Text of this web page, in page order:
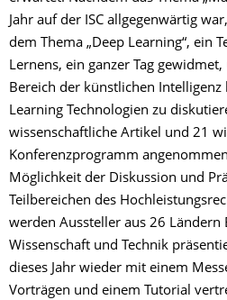
Jahr auf der ISC allgegenwärtig
dem Thema „Deep Learning“, ein
Lernens, ein ganzer Tag
Bereich der künstlichen Intelligenz
Learning Technologien zu
wissenschaftliche Artikel und 21
Konferenzprogramm
Möglichkeit der Diskussion und
Teilbereichen des
werden Aussteller aus 26 Ländern
Wissenschaft und Technik
dieses Jahr wieder mit einem
Vorträgen und einem Tutorial